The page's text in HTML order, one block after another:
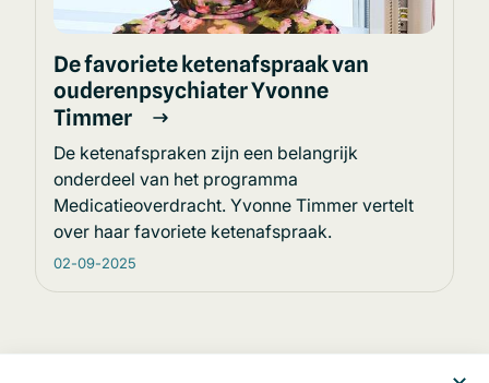
De favoriete ketenafspraak van
ouderenpsychiater Yvonne
Timmer
De ketenafspraken zijn een belangrijk
onderdeel van het programma
Medicatieoverdracht. Yvonne Timmer vertelt
over haar favoriete ketenafspraak.
02-09-2025